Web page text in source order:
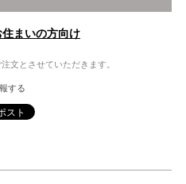
住まいの方向け
文とさせていただきます。
する